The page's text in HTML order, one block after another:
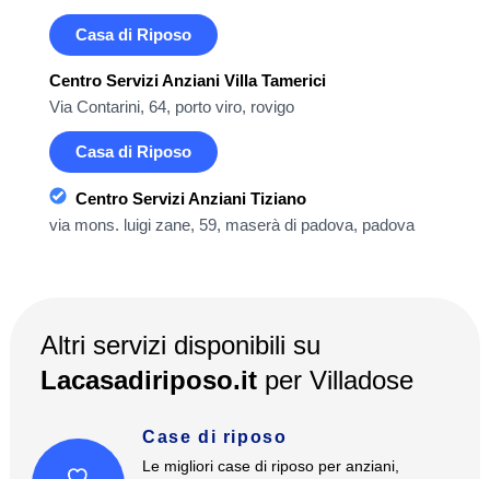
Casa di Riposo
Centro Servizi Anziani Villa Tamerici
Via Contarini, 64, porto viro, rovigo
Casa di Riposo
Centro Servizi Anziani Tiziano
via mons. luigi zane, 59, maserà di padova, padova
Altri servizi disponibili su
Lacasadiriposo.it per Villadose
Case di riposo
Le migliori case di riposo per anziani,